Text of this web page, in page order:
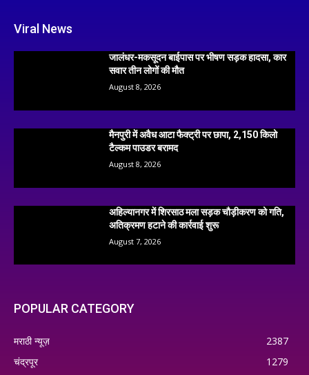
Viral News
जालंधर-मकसूदन बाईपास पर भीषण सड़क हादसा, कार
सवार तीन लोगों की मौत
August 8, 2026
मैनपुरी में अवैध आटा फैक्ट्री पर छापा, 2,150 किलो
टैल्कम पाउडर बरामद
August 8, 2026
अहिल्यानगर में शिरसाठ मला सड़क चौड़ीकरण को गति,
अतिक्रमण हटाने की कार्रवाई शुरू
August 7, 2026
POPULAR CATEGORY
मराठी न्यूज़
2387
चंद्रपूर
1279